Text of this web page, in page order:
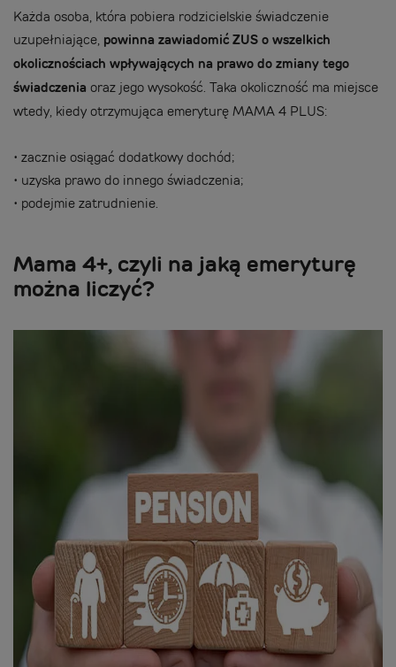
Każda osoba, która pobiera rodzicielskie świadczenie
uzupełniające, powinna zawiadomić ZUS o wszelkich
okolicznościach wpływających na prawo do zmiany tego
świadczenia oraz jego wysokość. Taka okoliczność ma miejsce
wtedy, kiedy otrzymująca emeryturę MAMA 4 PLUS:
• zacznie osiągać dodatkowy dochód;
• uzyska prawo do innego świadczenia;
• podejmie zatrudnienie.
Mama 4+, czyli na jaką emeryturę
można liczyć?